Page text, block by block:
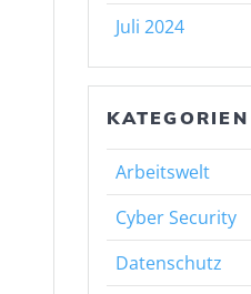
Juli 2024
KATEGORIEN
Arbeitswelt
Cyber Security
Datenschutz